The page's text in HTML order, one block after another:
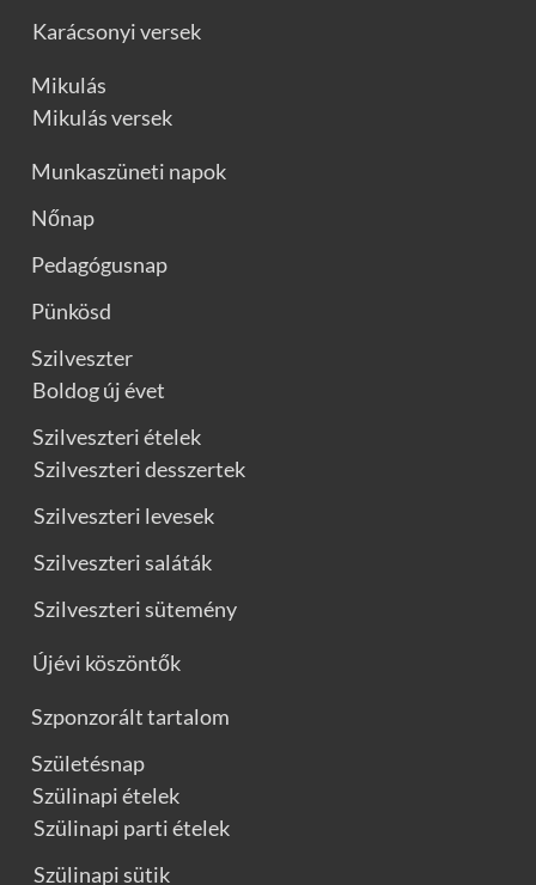
Karácsonyi versek
Mikulás
Mikulás versek
Munkaszüneti napok
Nőnap
Pedagógusnap
Pünkösd
Szilveszter
Boldog új évet
Szilveszteri ételek
Szilveszteri desszertek
Szilveszteri levesek
Szilveszteri saláták
Szilveszteri sütemény
Újévi köszöntők
Szponzorált tartalom
Születésnap
Szülinapi ételek
Szülinapi parti ételek
Szülinapi sütik